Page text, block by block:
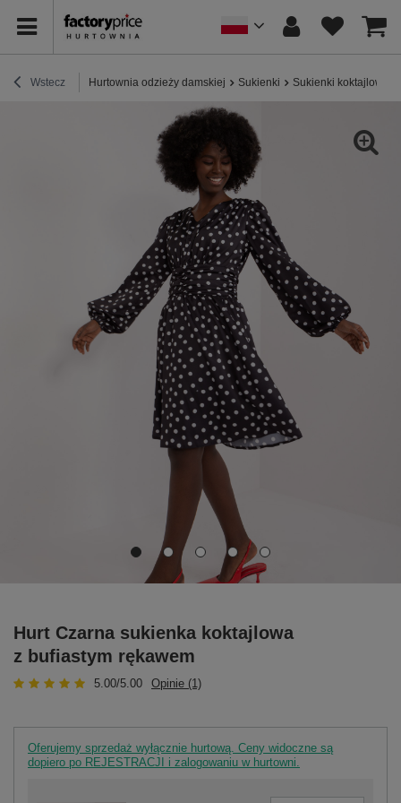
Wstecz Hurtownia odzieży damskiej Sukienki Sukienki koktajlowe /
Hurt Czarna sukienka koktajlowa
z bufiastym rękawem
5.00/5.00 Opinie (1)
Oferujemy sprzedaż wyłącznie hurtową. Ceny widoczne są
dopiero po REJESTRACJI i zalogowaniu w hurtowni.